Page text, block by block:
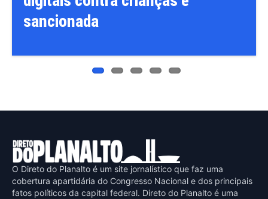
sancionada
O Direto do Planalto é um site jornalístico que faz uma
cobertura apartidária do Congresso Nacional e dos principais
fatos políticos da capital federal. Direto do Planalto é uma